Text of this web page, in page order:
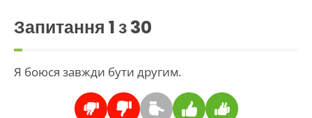
Запитання 1з 30
Я боюся завжди бути другим.